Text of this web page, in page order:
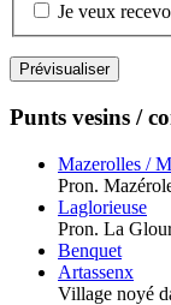
Je veux
Punts vesins /
Mazerolles /
Pron.
Laglorieuse
Pron. La
Benquet
Artassenx
Village noyé